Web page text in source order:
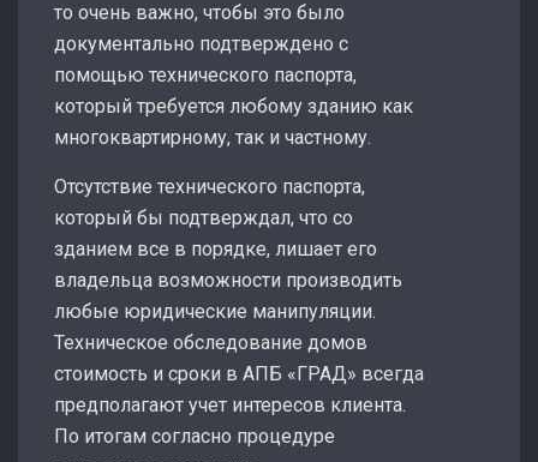
то очень важно, чтобы это было
документально подтверждено с
помощью технического паспорта,
который требуется любому зданию как
многоквартирному, так и частному.
Отсутствие технического паспорта,
который бы подтверждал, что со
зданием все в порядке, лишает его
владельца возможности производить
любые юридические манипуляции.
Техническое обследование домов
стоимость и сроки в АПБ «ГРАД» всегда
предполагают учет интересов клиента.
По итогам согласно процедуре